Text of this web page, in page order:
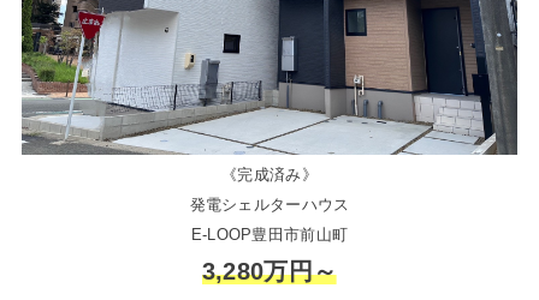
《完成済み》
発電シェルターハウス
E-LOOP豊田市前山町
3,280万円～